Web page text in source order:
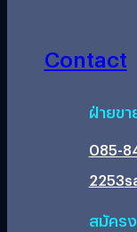
Contact
ฝ่ายข
085-
2253
สมัคร